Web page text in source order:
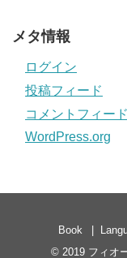
メタ情報
ログイン
投稿フィード
コメントフィード
WordPress.org
Book
© 2019 フィオ